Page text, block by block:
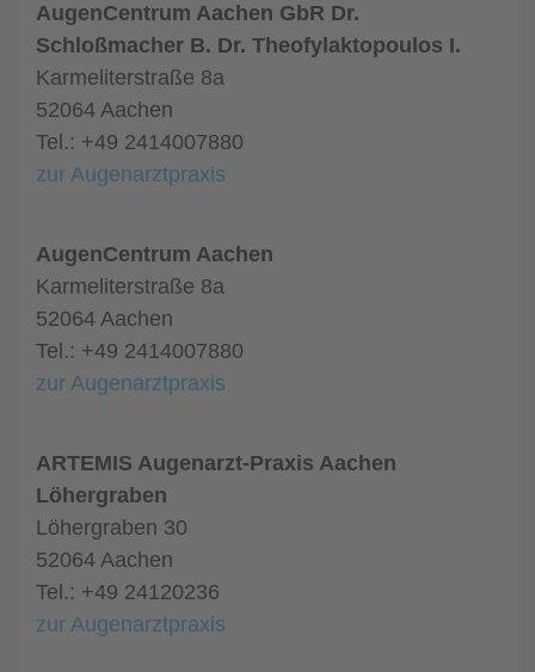
AugenCentrum Aachen GbR Dr.
Schloßmacher B. Dr. Theofylaktopoulos I.
Karmeliterstraße 8a
52064 Aachen
Tel.: +49 2414007880
zur Augenarztpraxis
AugenCentrum Aachen
Karmeliterstraße 8a
52064 Aachen
Tel.: +49 2414007880
zur Augenarztpraxis
ARTEMIS Augenarzt-Praxis Aachen
Löhergraben
Löhergraben 30
52064 Aachen
Tel.: +49 24120236
zur Augenarztpraxis